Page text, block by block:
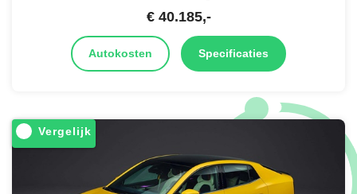
€ 40.185,-
Autokosten Specificaties
Vergelijk